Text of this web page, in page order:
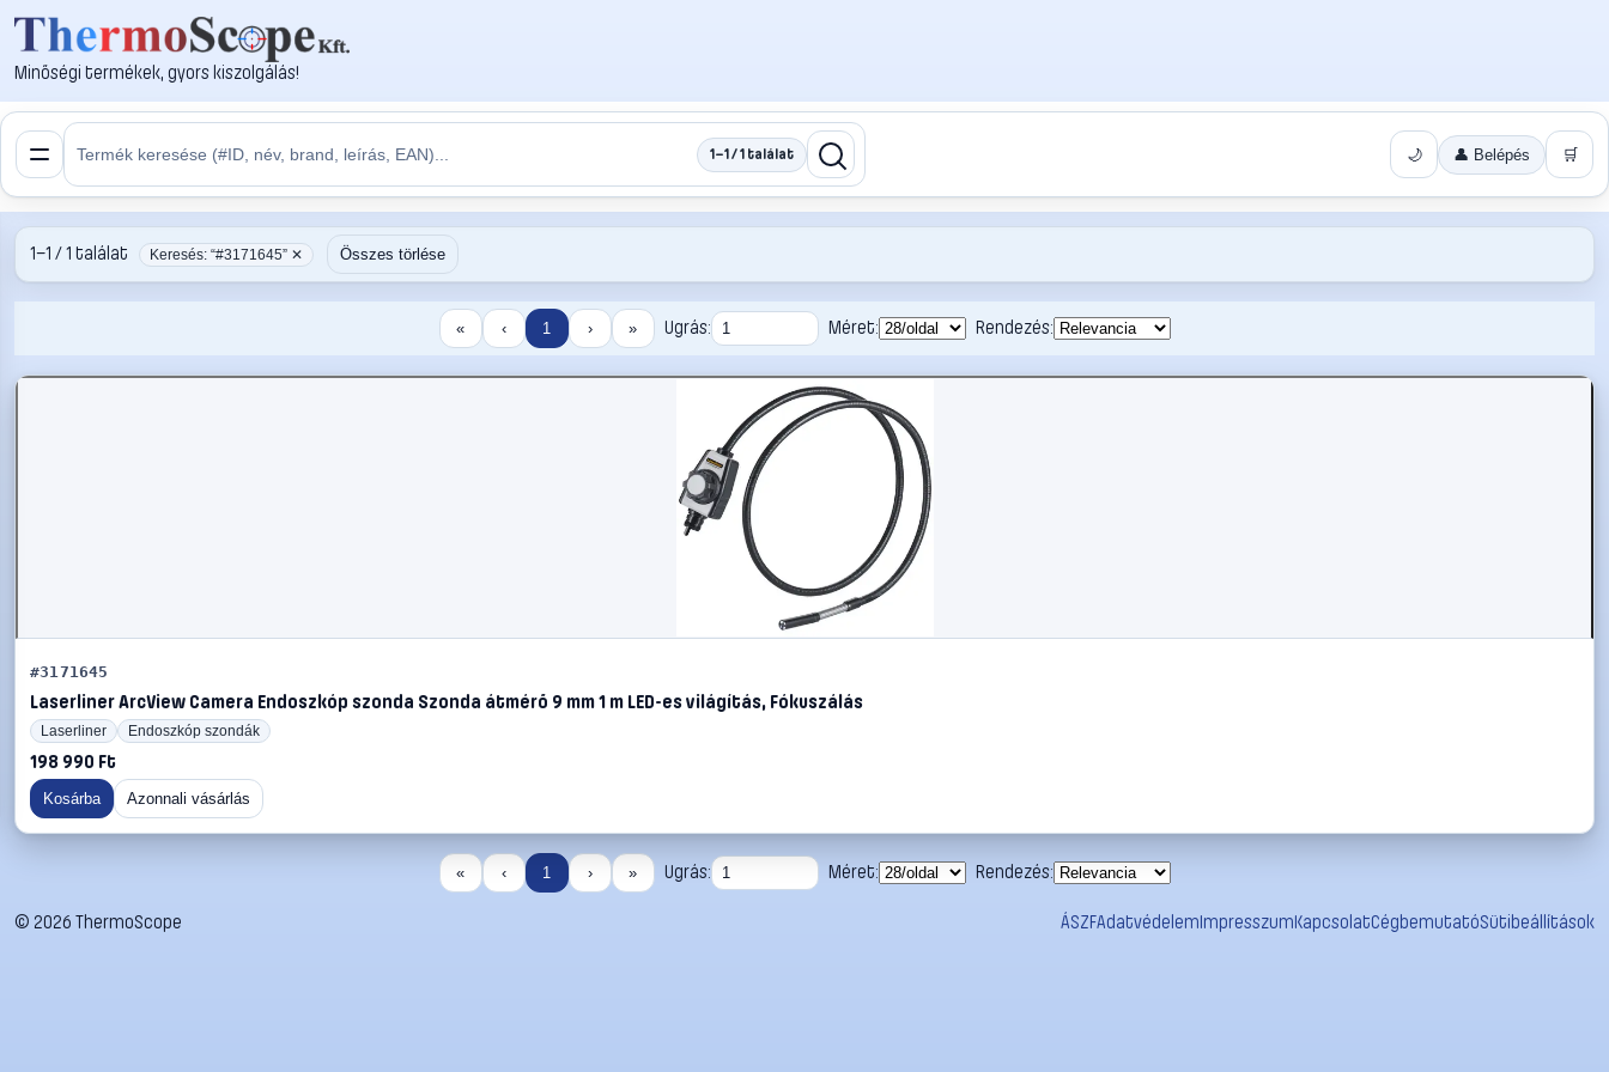
Minőségi termékek, gyors kiszolgálás!
1–1 / 1 találat 🌙 👤 Belépés 🛒
1–1 / 1 találat Keresés: “#3171645” ✕ Összes törlése
« ‹ 1 › » Ugrás: Méret: Rendezés:
#3171645
Laserliner ArcView Camera Endoszkóp szonda Szonda átmérő 9 mm 1 m LED-es világítás, Fókuszálás
Laserliner Endoszkóp szondák
198 990 Ft
Kosárba Azonnali vásárlás
« ‹ 1 › » Ugrás: Méret: Rendezés:
© 2026 ThermoScope ÁSZFAdatvédelemImpresszumKapcsolatCégbemutatóSütibeállítások